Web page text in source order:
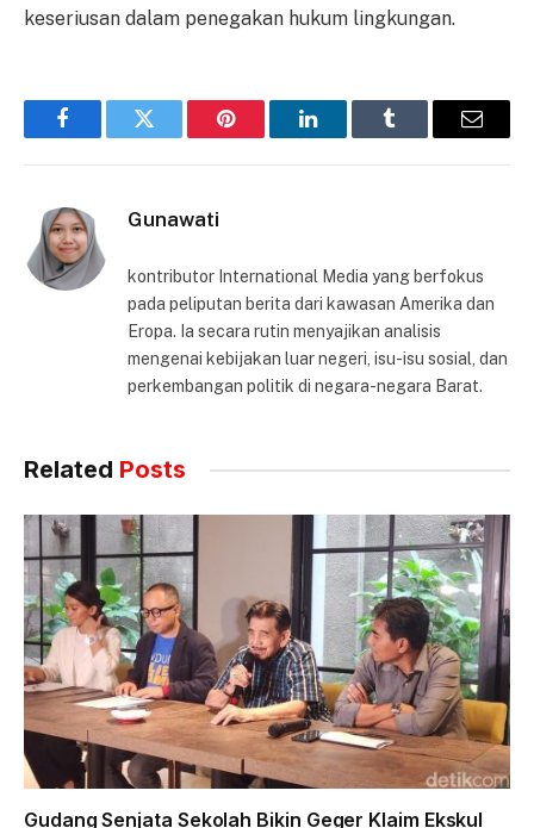
keseriusan dalam penegakan hukum lingkungan.
FacebookTwitter Pinterest LinkedInTumblr Email
Gunawati
kontributor International Media yang berfokus
pada peliputan berita dari kawasan Amerika dan
Eropa. Ia secara rutin menyajikan analisis
mengenai kebijakan luar negeri, isu-isu sosial, dan
perkembangan politik di negara-negara Barat.
Related Posts
Gudang Senjata Sekolah Bikin Geger Klaim Ekskul